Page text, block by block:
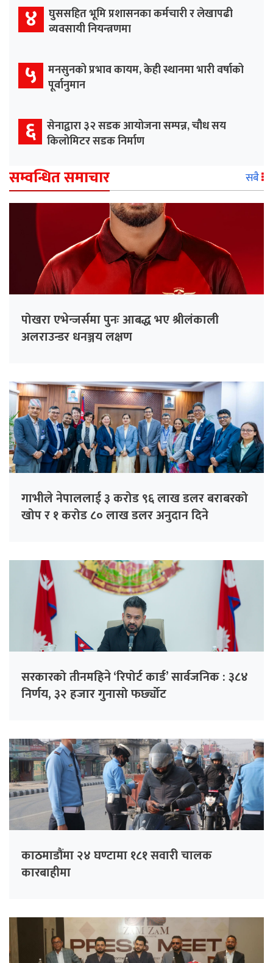
४ घुससहित भूमि प्रशासनका कर्मचारी र लेखापढी
व्यवसायी नियन्त्रणमा
५ मनसुनको प्रभाव कायम, केही स्थानमा भारी वर्षाको
पूर्वानुमान
६ सेनाद्वारा ३२ सडक आयोजना सम्पन्न, चौध सय
किलोमिटर सडक निर्माण
सम्वन्धित समाचार सबै
पोखरा एभेन्जर्समा पुनः आबद्ध भए श्रीलंकाली
अलराउन्डर धनञ्जय लक्षण
गाभीले नेपाललाई ३ करोड ९६ लाख डलर बराबरको
खोप र १ करोड ८० लाख डलर अनुदान दिने
सरकारको तीनमहिने ‘रिपोर्ट कार्ड’ सार्वजनिक : ३८४
निर्णय, ३२ हजार गुनासो फर्छ्योट
काठमाडौंमा २४ घण्टामा १८१ सवारी चालक
कारबाहीमा